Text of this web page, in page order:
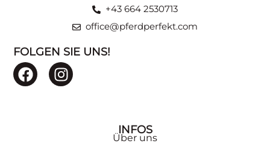
+43 664 2530713
office@pferdperfekt.com
FOLGEN SIE UNS!
INFOS
Über uns